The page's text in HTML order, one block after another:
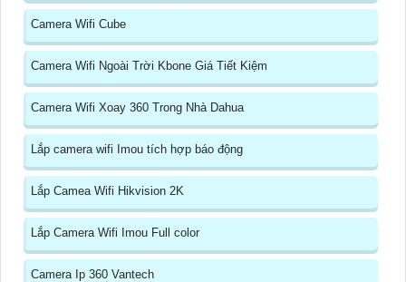
Camera Wifi Cube
Camera Wifi Ngoài Trời Kbone Giá Tiết Kiệm
Camera Wifi Xoay 360 Trong Nhà Dahua
Lắp camera wifi Imou tích hợp báo động
Lắp Camea Wifi Hikvision 2K
Lắp Camera Wifi Imou Full color
Camera Ip 360 Vantech